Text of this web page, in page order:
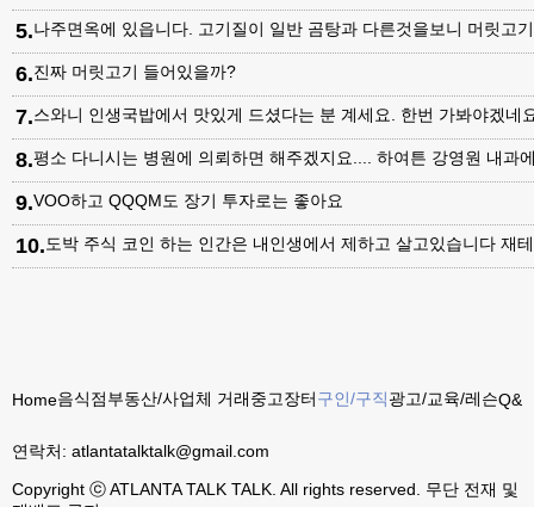
5.나주면옥에 있읍니다. 고기질이 일반 곰탕과 다른것을보니 머릿고
6.진짜 머릿고기 들어있을까?
7.스와니 인생국밥에서 맛있게 드셨다는 분 계세요. 한번 가봐야겠네
8.평소 다니시는 병원에 의뢰하면 해주겠지요.... 하여튼 강영원 내과
9.VOO하고 QQQM도 장기 투자로는 좋아요
10.도박 주식 코인 하는 인간은 내인생에서 제하고 살고있습니다 재
Home음식점부동산/사업체 거래중고장터구인/구직광고/교육/레슨Q&A
연락처: atlantatalktalk@gmail.com
Copyright ⓒ ATLANTA TALK TALK. All rights reserved. 무단 전재 및